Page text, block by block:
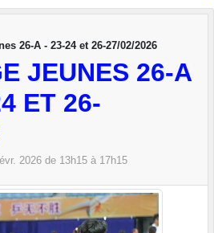
26-A - 23-24 et 26-27/02/2026
JEUNES 26-A
ET 26-
2026 de 13h15 à 17h15